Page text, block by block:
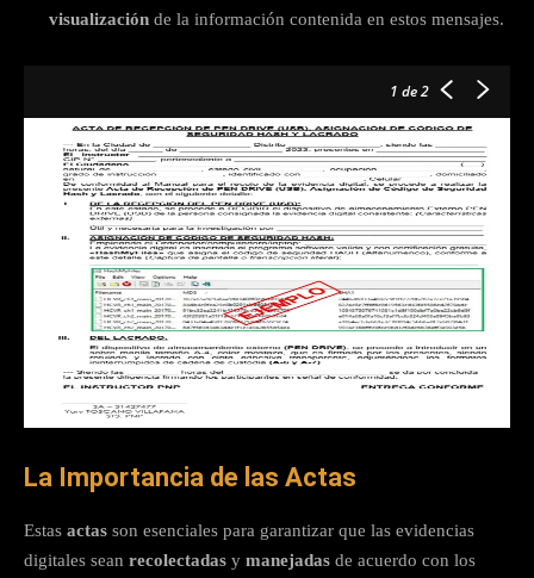
visualización de la información contenida en estos mensajes.
1 de 2
La Importancia de las Actas
Estas actas son esenciales para garantizar que las evidencias
digitales sean recolectadas y manejadas de acuerdo con los